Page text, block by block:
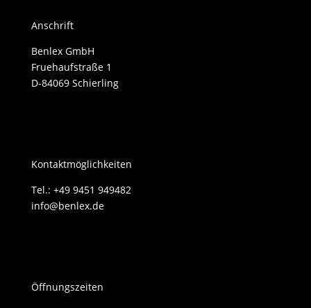
Anschrift
Benlex GmbH
Fruehaufstraße 1
D-84069 Schierling
Kontaktmöglichkeiten
Tel.: +49 9451 949482
info@benlex.de
Öffnungszeiten